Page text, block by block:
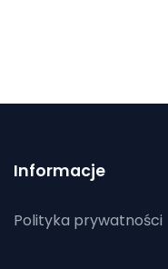
Informacje
Polityka prywatności